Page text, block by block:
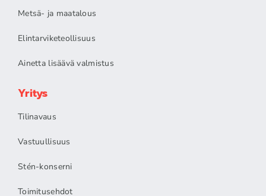
Metsä- ja maatalous
Elintarviketeollisuus
Ainetta lisäävä valmistus
Yritys
Tilinavaus
Vastuullisuus
Stén-konserni
Toimitusehdot